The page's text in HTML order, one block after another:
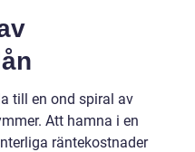
till en ond spiral av
Att hamna i en
räntekostnader